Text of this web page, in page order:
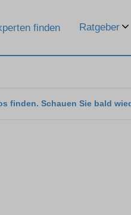
finden Ratgeber
finden. Schauen Sie bald